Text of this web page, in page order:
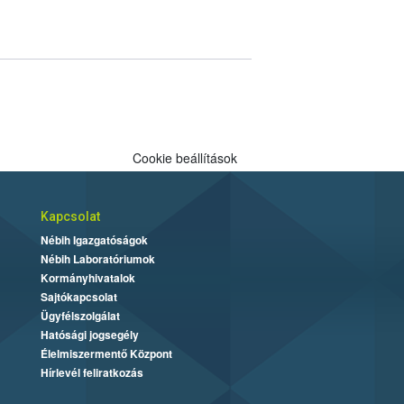
Cookie beállítások
Kapcsolat
Nébih Igazgatóságok
Nébih Laboratóriumok
Kormányhivatalok
Sajtókapcsolat
Ügyfélszolgálat
Hatósági jogsegély
Élelmiszermentő Központ
Hírlevél feliratkozás